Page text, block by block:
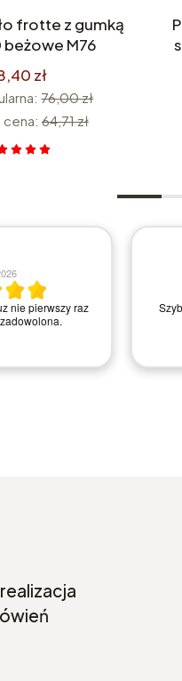
frotte z gumką
M76
zł
76,00 zł
cena: 64,71 zł
nie pierwszy raz